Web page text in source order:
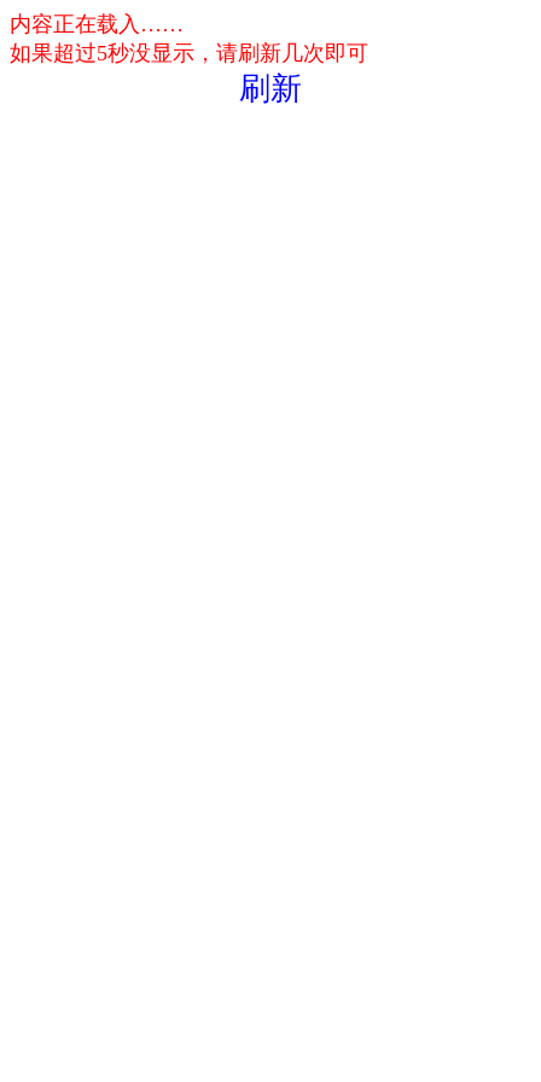
内容正在载入……
如果超过5秒没显示，请刷新几次即可
刷新